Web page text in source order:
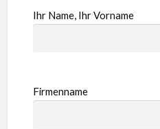
Ihr Name, Ihr Vorname
Firmenname